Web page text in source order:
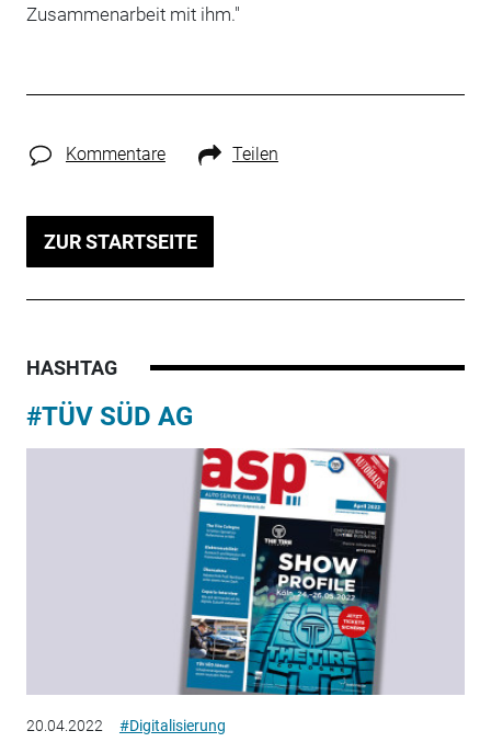
Zusammenarbeit mit ihm."
Kommentare Teilen
ZUR STARTSEITE
HASHTAG
#TÜV SÜD AG
20.04.2022 #Digitalisierung